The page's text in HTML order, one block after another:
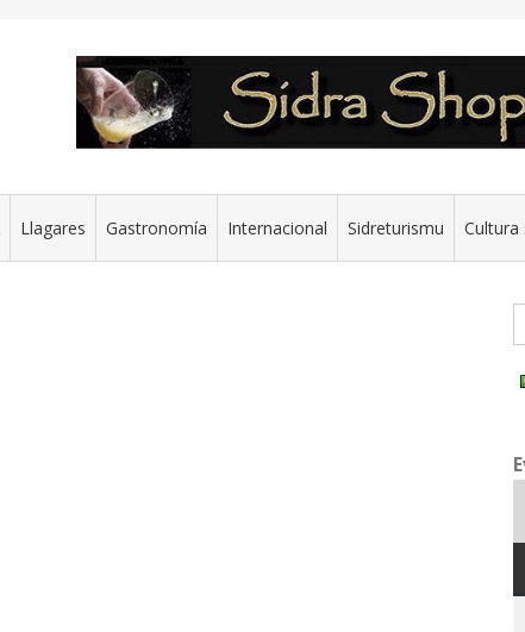
Llagares Gastronomía Internacional Sidreturismu Cultura